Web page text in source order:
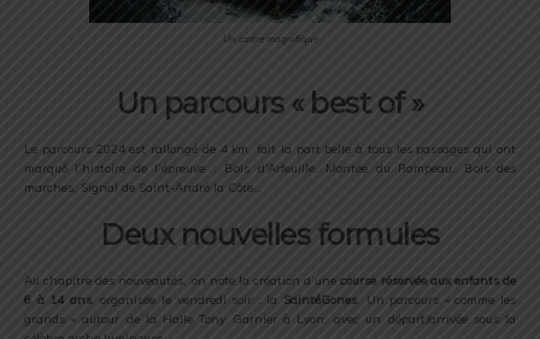
Un cadre magnifique
Un parcours « best of »
Le parcours 2024 est rallongé de 4 km, fait la part belle à tous les passages qui ont
marqué l’histoire de l’épreuve : Bois d’Arfeuille, Montée du Rampeau, Bois des
marches, Signal de Saint-André la Côte…
Deux nouvelles formules
Au chapitre des nouveautés, on note la création d’unecourse réservée aux enfants de
6 à 14 ans, organisée le vendredi soir : la SaintéGones. Un parcours « comme les
grands » autour de la Halle Tony Garnier à Lyon, avec un départ/arrivée sous la